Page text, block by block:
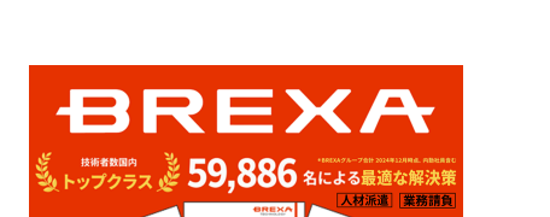
クリエイティブサービス
設計補助